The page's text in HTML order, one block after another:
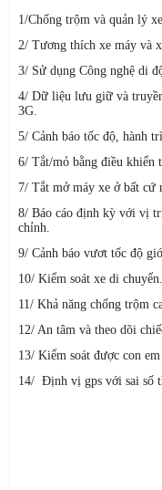
1/Chống trộm và quản lý
2/ Tương thích xe máy và
3/ Sử dụng Công nghệ di
4/ Dữ liệu lưu giữ và
3G.
5/ Cảnh báo tốc độ, hành
6/ Tắt/mỏ bằng điều khiển
7/ Tắt mở máy xe ở bất cứ
8/ Báo cáo định kỳ với vị
chỉnh.
9/ Cảnh báo vươt tốc độ
10/ Kiểm soát xe di chuyển.
11/ Khả năng chống trộm
12/ An tâm và theo dõi
13/ Kiểm soát được con
14/ Định vị gps với sai số